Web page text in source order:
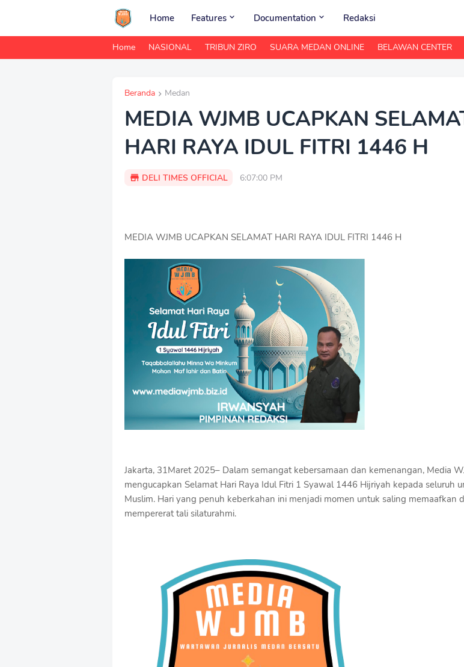
Home Features Documentation Redaksi
Home NASIONAL TRIBUN ZIRO SUARA MEDAN ONLINE BELAWAN CENTER
Beranda Medan
MEDIA WJMB UCAPKAN
HARI RAYA IDUL FITRI 1446 H
DELI TIMES OFFICIAL 6:07:00 PM
MEDIA WJMB UCAPKAN SELAMAT HARI RAYA IDUL FITRI 1446 H
Jakarta, 31Maret 2025– Dalam semangat kebersamaan dan kemenangan, Media
mengucapkan Selamat Hari Raya Idul Fitri 1 Syawal 1446 Hijriyah kepada seluruh
Muslim. Hari yang penuh keberkahan ini menjadi momen untuk saling memaafkan
mempererat tali silaturahmi.